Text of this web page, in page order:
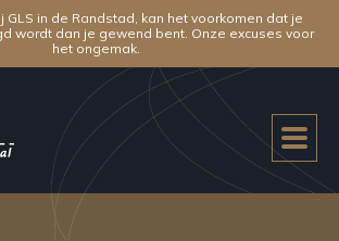
GLS in de Randstad, kan het voorkomen dat je
wordt dan je gewend bent. Onze excuses voor
het ongemak.